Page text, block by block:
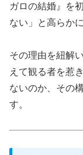
ガロの結婚』を
ない」と高らか
その理由を紐解
えて観る者を惹
ないのか、その
す。